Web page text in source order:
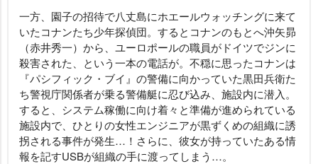
一方、園子の招待で八丈島にホエールウォッチングに来て
いたコナンたち少年探偵団。するとコナンのもとへ沖矢昴
（赤井秀一）から、ユーロポールの職員がドイツでジンに
殺害された、という一本の電話が。不穏に思ったコナンは
『パシフィック・ブイ』の警備に向かっていた黒田兵衛た
ち警視庁関係者が乗る警備艇に忍び込み、施設内に潜入。
すると、システム稼働に向け着々と準備が進められている
施設内で、ひとりの女性エンジニアが黒ずくめの組織に誘
拐される事件が発生…！さらに、彼女が持っていたある情
報を記すUSBが組織の手に渡ってしまう…。